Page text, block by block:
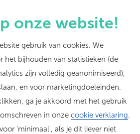
onze website!
gebruik van cookies. We
het bijhouden van statistieken (de
zijn volledig geanonimiseerd),
en voor marketingdoeleinden.
ga je akkoord met het gebruik
in onze cookie verklaring.
'minimaal', als je dit liever niet
licht!
in